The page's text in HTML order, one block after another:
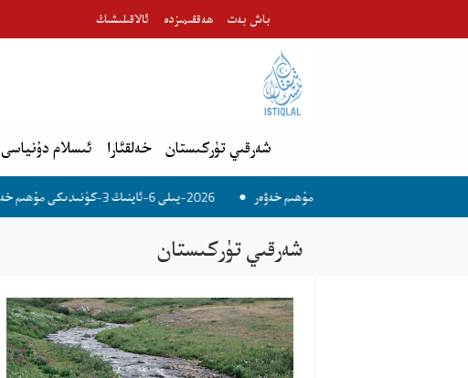
ئالاقىلىشىڭ ھەققىمىزدە باش بەت
ئىسلام دۇنياسى خەلقئارا شەرقىي تۈركىستان
2026-يىلى 6-ئاينىڭ 4-كۈنىدىكى مۇھىم خەۋەر
شەرقىي تۈركىستان